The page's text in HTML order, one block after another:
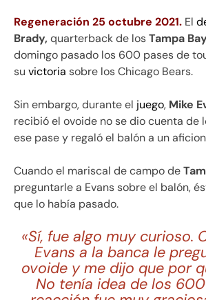
Regeneración 25 octubre 2021. El
Brady, quarterback de losTampa
domingo pasado los 600 pases de
su victoria sobre los Chicago Bears.
Sin embargo, durante el juego, Mike
recibió el ovoide no se dio cuenta de
ese pase y regaló el balón a un
Cuando el mariscal de campo de
preguntarle a Evans sobre el balón,
que lo había pasado.
«Sí, fue algo muy curioso.
Evans a la banca le
ovoide y me dijo que por
No tenía idea de los